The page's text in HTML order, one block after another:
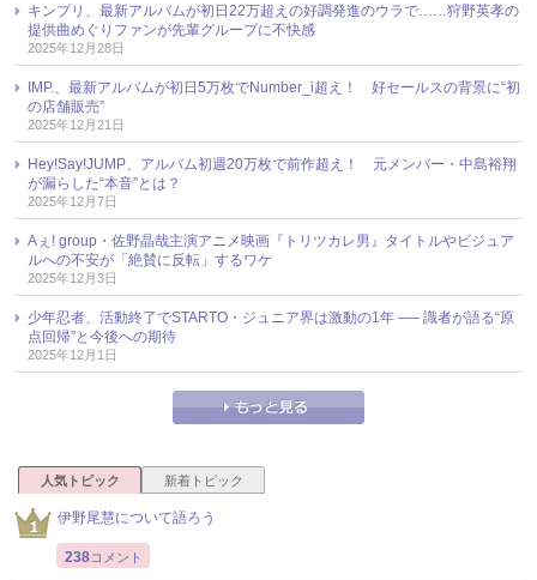
キンプリ、最新アルバムが初日22万超えの好調発進のウラで……狩野英孝の
提供曲めぐりファンが先輩グループに不快感
2025年12月28日
IMP.、最新アルバムが初日5万枚でNumber_i超え！ 好セールスの背景に“初
の店舗販売”
2025年12月21日
Hey!Say!JUMP、アルバム初週20万枚で前作超え！ 元メンバー・中島裕翔
が漏らした“本音”とは？
2025年12月7日
Aぇ! group・佐野晶哉主演アニメ映画『トリツカレ男』タイトルやビジュア
ルへの不安が「絶賛に反転」するワケ
2025年12月3日
少年忍者、活動終了でSTARTO・ジュニア界は激動の1年 ── 識者が語る“原
点回帰”と今後への期待
2025年12月1日
人気トピック 新着トピック
伊野尾慧について語ろう
238コメント